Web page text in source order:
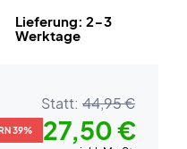
Lieferung: 2-3
Werktage
Statt: 44,95 €
39% 27,50 €